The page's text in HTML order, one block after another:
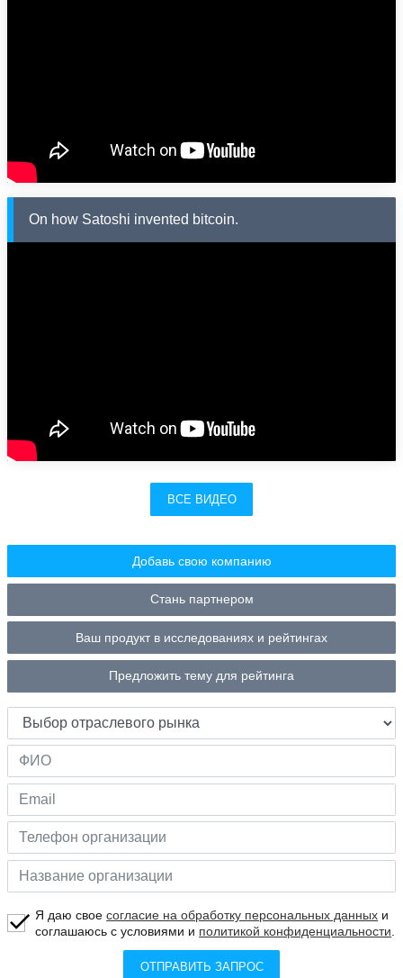
On how Satoshi invented bitcoin.
ВСЕ ВИДЕО
Добавь свою компанию
Стань партнером
Ваш продукт в исследованиях и рейтингах
Предложить тему для рейтинга
Я даю своесогласие на обработку персональных данных и
соглашаюсь с условиями и политикой конфиденциальности
ОТПРАВИТЬ ЗАПРОС